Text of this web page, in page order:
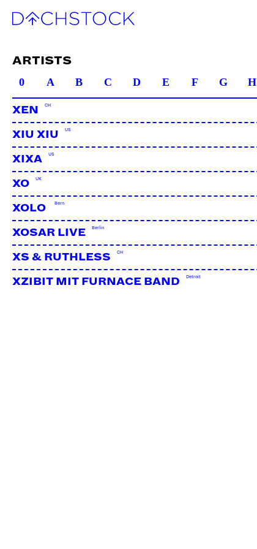
ARTISTS
0
A B C D E F G H
XEN CH
XIU XIU US
XIXA US
XO UK
XOLO Bern
XOSAR LIVE Berlin
XS & RUTHLESS CH
XZIBIT MIT FURNACE BAND Detroit